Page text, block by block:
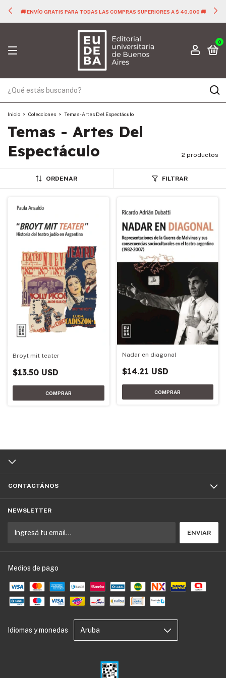
🚚 ENVÍO GRATIS PARA TODAS LAS COMPRAS SUPERIORES A $ 40.000 🚚
0
Inicio > Colecciones > Temas - Artes Del Espectáculo
Temas - Artes Del
Espectáculo
2 productos
ORDENAR FILTRAR
Broyt mit teater
$13.50 USD
Nadar en diagonal
$14.21 USD
CONTACTÁNOS
NEWSLETTER
Medios de pago
Idiomas y monedas